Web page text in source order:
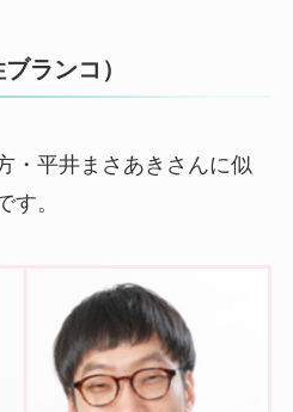
ランコ）
・平井まさあきさんに似
す。